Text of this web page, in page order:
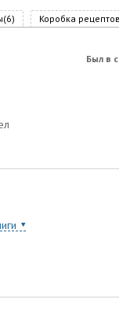
Коробка
Был в